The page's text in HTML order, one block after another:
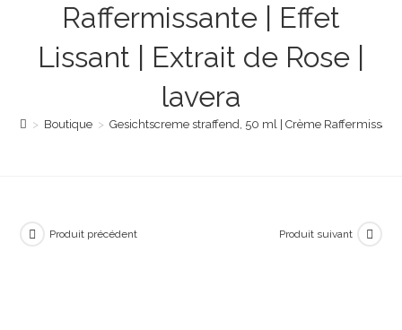
Raffermissante | Effet
Lissant | Extrait de Rose |
lavera
> Boutique > Gesichtscreme straffend, 50 ml | Crème
Produit précédent Produit suivant